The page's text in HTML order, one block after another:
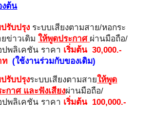
งต้น
รับปรุง ระบบเสียงตามสาย/หอกระ
ยข่าวเดิมให้พูดประกาศ ผ่านมือถือ/
ปพลิเคชัน ราคา เริ่มต้น 30,000.-
ท (ใช้งานร่วมกับของเดิม)
รับปรุงระบบเสียงตามสายให้พูด
กาศ และฟังเสียงผ่านมือถือ/
ปพลิเคชัน ราคา เริ่มต้น 100,000.-